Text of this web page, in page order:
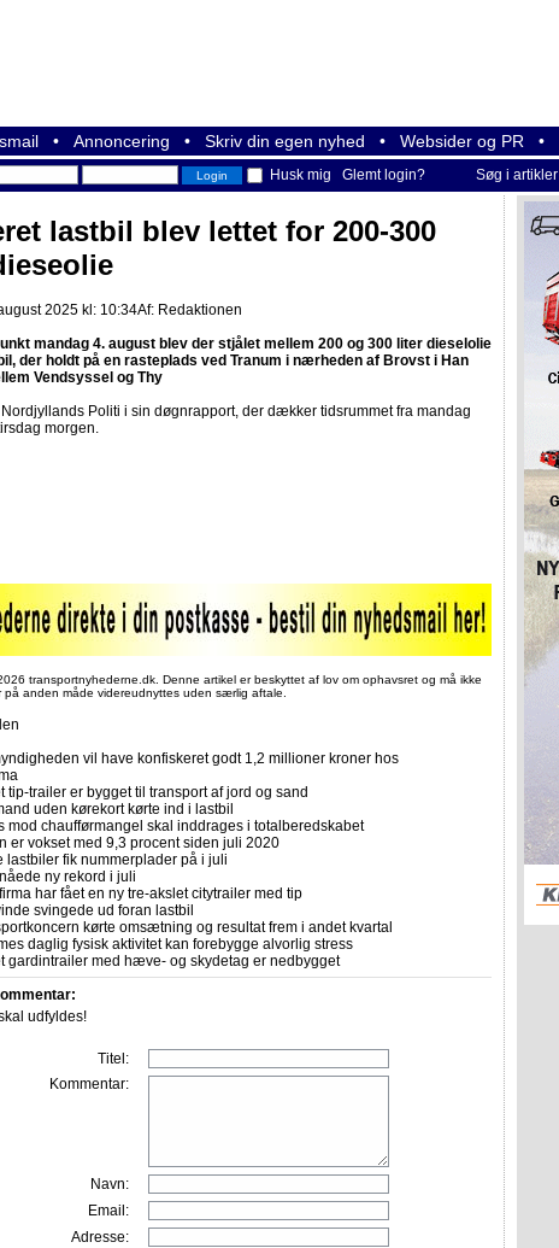
• Annoncering • Skriv din egen nyhed • Websider og PR •
Husk mig Glemt login? Søg i artikler
lastbil blev lettet for 200-300
2025 kl: 10:34Af: Redaktionen
mandag 4. august blev der stjålet mellem 200 og 300 liter dieselolie
der holdt på en rasteplads ved Tranum i nærheden af Brovst i Han
Vendsyssel og Thy
Nordjyllands Politi i sin døgnrapport, der dækker tidsrummet fra mandag
morgen.
transportnyhederne.dk. Denne artikel er beskyttet af lov om ophavsret og må ikke
på anden måde videreudnyttes uden særlig aftale.
vil have konfiskeret godt 1,2 millioner kroner hos
tip-trailer er bygget til transport af jord og sand
uden kørekort kørte ind i lastbil
mod chaufførmangel skal inddrages i totalberedskabet
er vokset med 9,3 procent siden juli 2020
lastbiler fik nummerplader på i juli
ny rekord i juli
har fået en ny tre-akslet citytrailer med tip
svingede ud foran lastbil
kørte omsætning og resultat frem i andet kvartal
daglig fysisk aktivitet kan forebygge alvorlig stress
gardintrailer med hæve- og skydetag er nedbygget
udfyldes!
Titel:
Kommentar:
Navn:
Email:
Adresse: